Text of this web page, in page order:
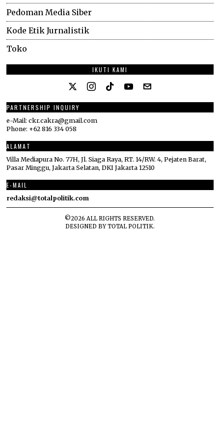
Pedoman Media Siber
Kode Etik Jurnalistik
Toko
IKUTI KAMI
PARTNERSHIP INQUIRY
e-Mail: ckr.cakra@gmail.com
Phone: +62 816 334 058
ALAMAT
Villa Mediapura No. 77H, Jl. Siaga Raya, RT. 14/RW. 4, Pejaten Barat,
Pasar Minggu, Jakarta Selatan, DKI Jakarta 12510
E-MAIL
redaksi@totalpolitik.com
©2026 ALL RIGHTS RESERVED.
DESIGNED BYTOTAL POLITIK.